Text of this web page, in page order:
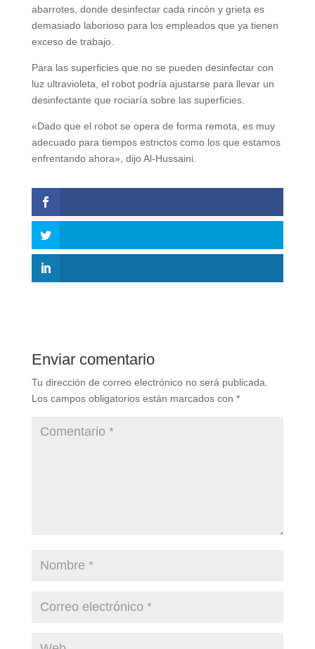
abarrotes, donde desinfectar cada rincón y grieta es
demasiado laborioso para los empleados que ya tienen
exceso de trabajo.
Para las superficies que no se pueden desinfectar con
luz ultravioleta, el robot podría ajustarse para llevar un
desinfectante que rociaría sobre las superficies.
«Dado que el robot se opera de forma remota, es muy
adecuado para tiempos estrictos como los que estamos
enfrentando ahora», dijo Al-Hussaini.
Enviar comentario
Tu dirección de correo electrónico no será publicada.
Los campos obligatorios están marcados con *